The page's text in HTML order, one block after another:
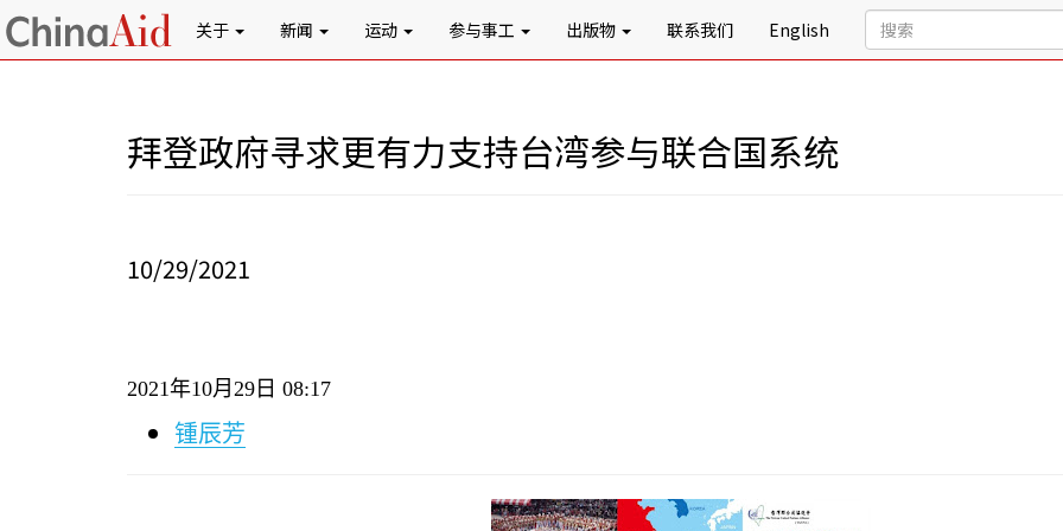
关于 新闻 运动 参与事工 出版物 联系我们 English
拜登政府寻求更有力支持台湾参与联合国系统
10/29/2021
2021年10月 29 日 08:17
锺辰芳